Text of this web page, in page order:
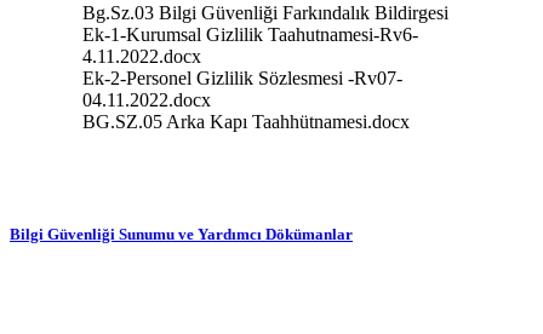
Bg.Sz.03 Bilgi Güvenliği Farkındalık Bildirgesi
Ek-1-Kurumsal Gizlilik Taahutnamesi-Rv6-
4.11.2022.docx
Ek-2-Personel Gizlilik Sözlesmesi -Rv07-
04.11.2022.docx
BG.SZ.05 Arka Kapı Taahhütnamesi.docx
Bilgi Güvenliği Sunumu ve Yardımcı Dökümanlar